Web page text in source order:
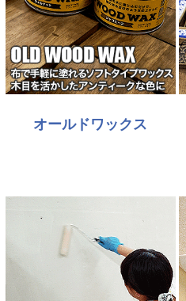
オールドワックス